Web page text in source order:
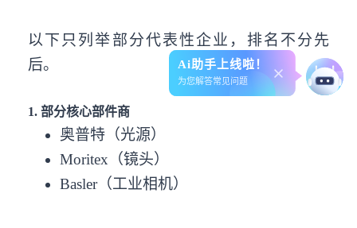
Ai助手上线啦！
为您解答常见问题
以下只列举部分代表性企业，排名不分先
后。
1. 部分核心部件商
奥普特（光源）
Moritex（镜头）
Basler（工业相机）